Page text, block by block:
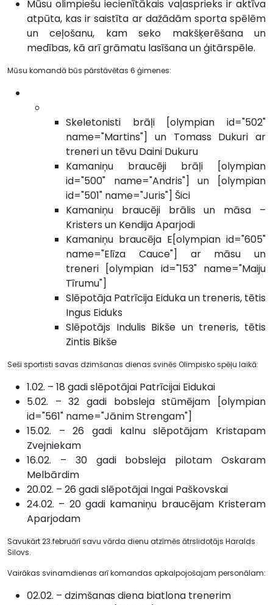
Mūsu olimpiešu iecienītākais vaļasprieks ir aktīva
atpūta, kas ir saistīta ar dažādām sporta spēlēm
un ceļošanu, kam seko makšķerēšana un
medības, kā arī grāmatu lasīšana un ģitārspēle.
Mūsu komandā būs pārstāvētas 6 ģimenes:
Skeletonisti brāļi [olympian id="502"
name="Martins"] un Tomass Dukuri ar
treneri un tēvu Daini Dukuru
Kamaniņu braucēji brāļi [olympian
id="500" name="Andris"] un [olympian
id="501" name="Juris"] Šici
Kamaniņu braucēji brālis un māsa –
Kristers un Kendija Aparjodi
Kamaniņu braucēja E[olympian id="605"
name="Elīza Cauce"] ar māsu un
treneri [olympian id="153" name="Maiju
Tīrumu"]
Slēpotāja Patrīcija Eiduka un treneris, tētis
Ingus Eiduks
Slēpotājs Indulis Bikše un treneris, tētis
Zintis Bikše
Seši sportisti savas dzimšanas dienas svinēs Olimpisko spēļu laikā:
1.02. – 18 gadi slēpotājai Patrīcijai Eidukai
5.02. – 32 gadi bobsleja stūmējam [olympian
id="561" name="Jānim Strengam"]
15.02. – 26 gadi kalnu slēpotājam Kristapam
Zvejniekam
16.02. – 30 gadi bobsleja pilotam Oskaram
Melbārdim
20.02. – 26 gadi slēpotājai Ingai Paškovskai
24.02. – 20 gadi kamaniņu braucējam Kristeram
Aparjodam
Savukārt 23.februārī savu vārda dienu atzīmēs ātrslidotājs Haralds
Silovs.
Vairākas svinamdienas arī komandas apkalpojošajam personālam:
02.02. – dzimšanas diena biatlona trenerim